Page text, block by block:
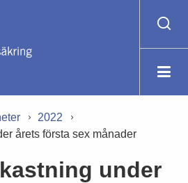
2022
årets första sex månader
under